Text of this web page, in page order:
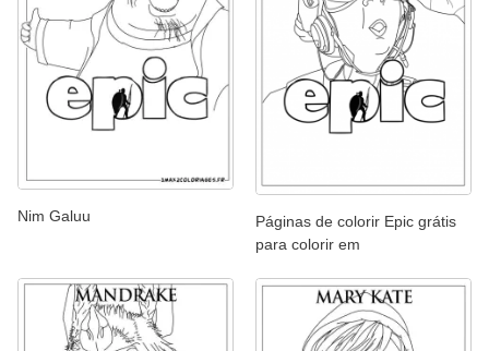
Nim Galuu
Páginas de colorir Epic grátis
para colorir em